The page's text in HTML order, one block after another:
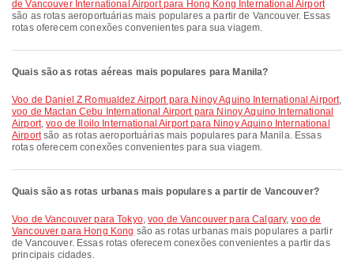
de Vancouver International Airport para Hong Kong International Airport
são as rotas aeroportuárias mais populares a partir de Vancouver. Essas
rotas oferecem conexões convenientes para sua viagem.
Quais são as rotas aéreas mais populares para Manila?
voo de Daniel Z Romualdez Airport para Ninoy Aquino International Airport,
voo de Mactan Cebu International Airport para Ninoy Aquino International
Airport,voo de Iloilo International Airport para Ninoy Aquino International
Airportsão as rotas aeroportuárias mais populares para Manila. Essas
rotas oferecem conexões convenientes para sua viagem.
Quais são as rotas urbanas mais populares a partir de Vancouver?
voo de Vancouver para Tokyo,voo de Vancouver para Calgary,voo de
Vancouver para Hong Kong são as rotas urbanas mais populares a partir
de Vancouver. Essas rotas oferecem conexões convenientes a partir das
principais cidades.